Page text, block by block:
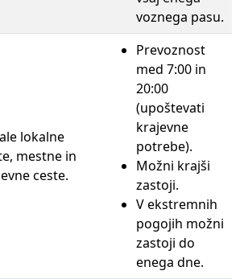
voznega pasu.
lokalne
mestne in
ceste.
Prevoznost
med 7:00 in
20:00
(upoštevati
krajevne
potrebe).
Možni krajši
zastoji.
V ekstremnih
pogojih možni
zastoji do
enega dne.